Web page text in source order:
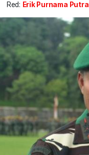
Red: Erik Purnama Putra